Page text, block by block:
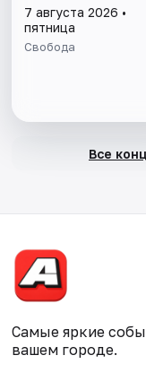
7 августа 2026 •
пятница
Свобода
Все
Самые яркие
вашем городе.